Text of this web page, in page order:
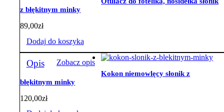
z błękitnym minky
89,00zł
Dodaj do koszyka
Opis Zobacz opis
Kokon niemowlęcy słonik z
błękitnym minky
120,00zł